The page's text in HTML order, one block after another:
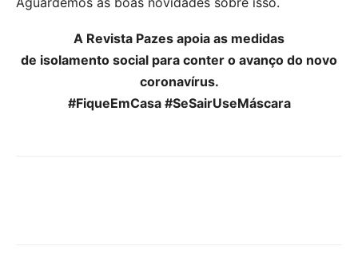
A Revista Pazes apoia as medidas
de isolamento social para conter o avanço do novo
coronavírus.
#FiqueEmCasa #SeSairUseMáscara